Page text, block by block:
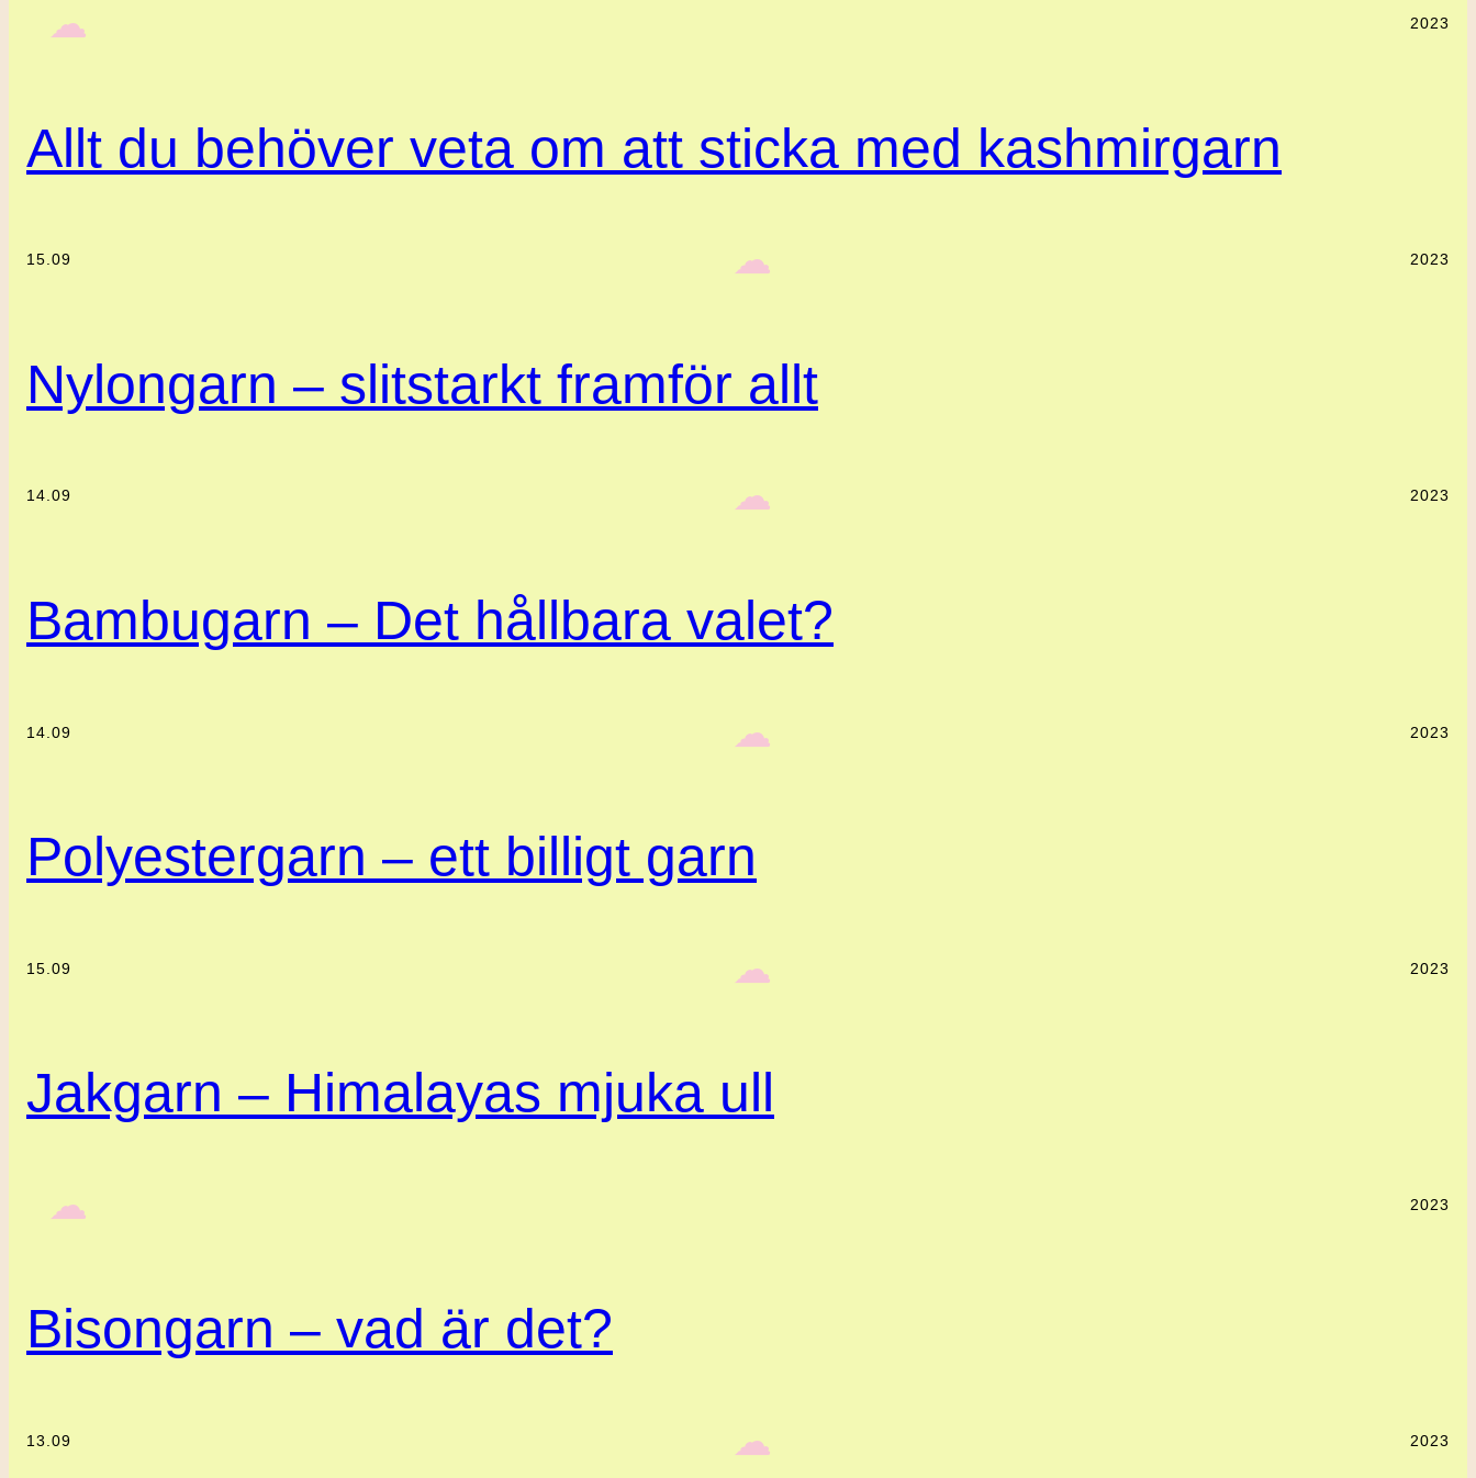
‎ ‎‎ ☁︎‎‎ 2023
Allt du behöver veta om att sticka med kashmirgarn
15.09 ‎ ‎‎ ☁︎‎‎ 2023
Nylongarn – slitstarkt framför allt
14.09 ‎ ‎‎ ☁︎‎‎ 2023
Bambugarn – Det hållbara valet?
14.09 ‎ ‎‎ ☁︎‎‎ 2023
Polyestergarn – ett billigt garn
15.09 ‎ ‎‎ ☁︎‎‎ 2023
Jakgarn – Himalayas mjuka ull
‎ ‎‎ ☁︎‎‎ 2023
Bisongarn – vad är det?
13.09 ‎ ‎‎ ☁︎‎‎ 2023